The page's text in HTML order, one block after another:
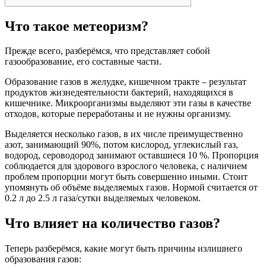
Что такое метеоризм?
Прежде всего, разберёмся, что представляет собой
газообразование, его составные части.
Образование газов в желудке, кишечном тракте – результат
продуктов жизнедеятельности бактерий, находящихся в
кишечнике. Микроорганизмы выделяют эти газы в качестве
отходов, которые переработаны и не нужны организму.
Выделяется несколько газов, в их числе преимущественно
азот, занимающий 90%, потом кислород, углекислый газ,
водород, сероводород занимают оставшиеся 10 %. Пропорция
соблюдается для здорового взрослого человека, с наличием
проблем пропорции могут быть совершенно иными. Стоит
упомянуть об объёме выделяемых газов. Нормой считается от
0.2 л до 2.5 л газа/сутки выделяемых человеком.
Что влияет на количество газов?
Теперь разберёмся, какие могут быть причины излишнего
образования газов: